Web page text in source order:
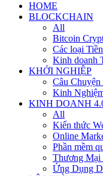
HOME
BLOCKCHAIN
All
Bitcoin
Các loại
Kinh doanh
KHỞI NGHIỆP
Câu
Kinh
KINH DOANH
All
Kiến thức
Online
Phần mềm
Thương
Ứng Dụng